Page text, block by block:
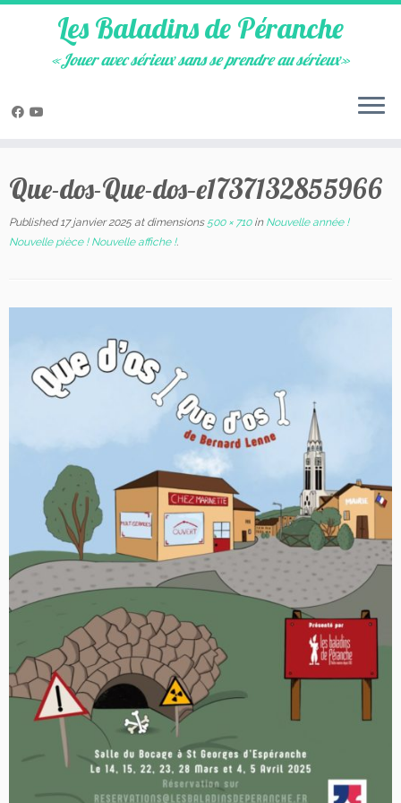
content
Les Baladins de Péranche
«Jouer avec sérieux sans se prendre au sérieux»
Que-dos-Que-dos–e1737132855966
Published 17 janvier 2025at dimensions500 × 710inNouvelle année !
Nouvelle pièce ! Nouvelle affiche !.